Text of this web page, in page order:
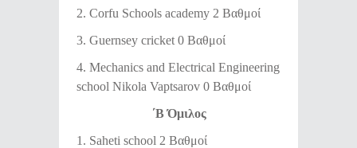
2. Corfu Schools academy 2 Βαθμοί
3. Guernsey cricket 0 Βαθμοί
4. Mechanics and Electrical Engineering
school Nikola Vaptsarov 0 Βαθμοί
΄Β Όμιλος
1. Saheti school 2 Βαθμοί